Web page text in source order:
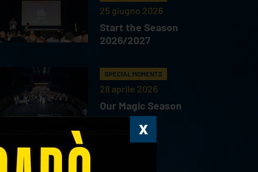
25 giugno 2026
Start the Season
2026/2027
SPECIAL MOMENTS
28 aprile 2026
Our Magic Season